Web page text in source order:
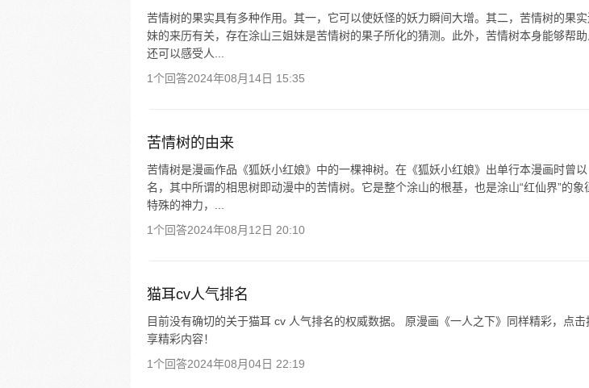
苦情树的果实具有多种作用。其一，它可以使妖怪的妖力瞬间大增。其二，苦情树的果
妹的来历有关，存在涂山三姐妹是苦情树的果子所化的猜测。此外，苦情树本身能够帮助
还可以感受人...
1个回答2024年08月14日 15:35
苦情树的由来
苦情树是漫画作品《狐妖小红娘》中的一棵神树。在《狐妖小红娘》出单行本漫画时曾
名，其中所谓的相思树即动漫中的苦情树。它是整个涂山的根基，也是涂山“红仙界”的
特殊的神力，...
1个回答2024年08月12日 20:10
猫耳cv人气排名
目前没有确切的关于猫耳 cv 人气排名的权威数据。 原漫画《一人之下》同样精彩，点
享精彩内容！
1个回答2024年08月04日 22:19